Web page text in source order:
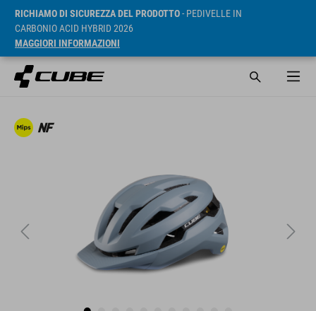
RICHIAMO DI SICUREZZA DEL PRODOTTO- PEDIVELLE IN
CARBONIO ACID HYBRID 2026
MAGGIORI INFORMAZIONI